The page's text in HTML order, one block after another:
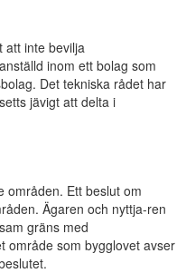
att inte bevilja
inom ett bolag som
Det tekniska rådet har
jävigt att delta i
områden. Ett beslut om
Ägaren och nyttja-ren
gräns med
område som bygglovet avser